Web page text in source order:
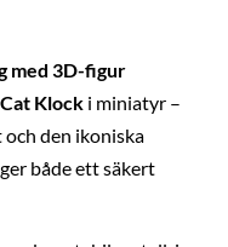
med 3D-figur
Klock i miniatyr –
den ikoniska
både ett säkert